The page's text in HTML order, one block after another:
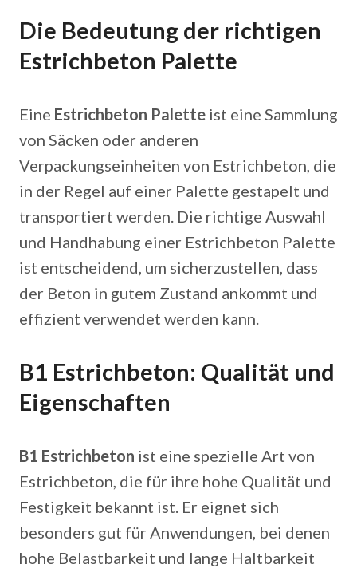
Die Bedeutung der richtigen
Estrichbeton Palette
Eine Estrichbeton Palette ist eine Sammlung
von Säcken oder anderen
Verpackungseinheiten von Estrichbeton, die
in der Regel auf einer Palette gestapelt und
transportiert werden. Die richtige Auswahl
und Handhabung einer Estrichbeton Palette
ist entscheidend, um sicherzustellen, dass
der Beton in gutem Zustand ankommt und
effizient verwendet werden kann.
B1 Estrichbeton: Qualität und
Eigenschaften
B1 Estrichbeton ist eine spezielle Art von
Estrichbeton, die für ihre hohe Qualität und
Festigkeit bekannt ist. Er eignet sich
besonders gut für Anwendungen, bei denen
hohe Belastbarkeit und lange Haltbarkeit